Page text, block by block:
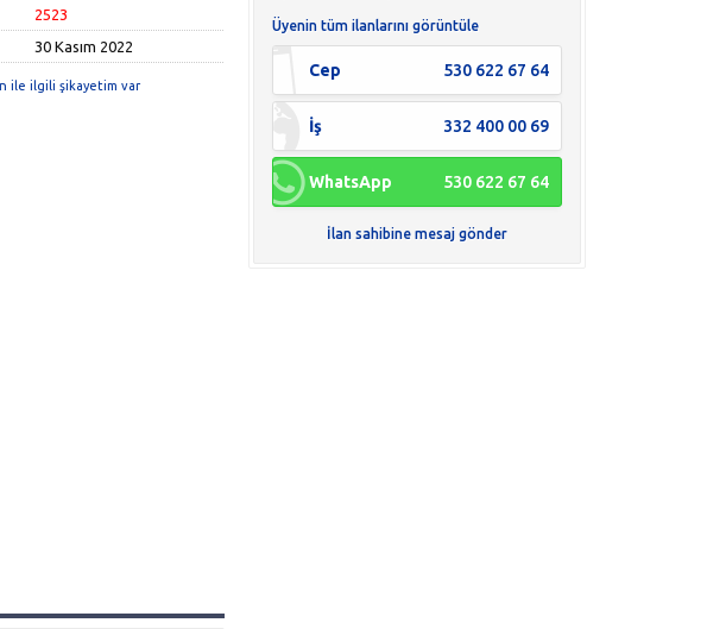
2523
30 Kasım 2022
ile ilgili şikayetim var
Üyenin tüm ilanlarını görüntüle
Cep 530 622 67 64
İş 332 400 00 69
WhatsApp 530 622 67 64
İlan sahibine mesaj gönder